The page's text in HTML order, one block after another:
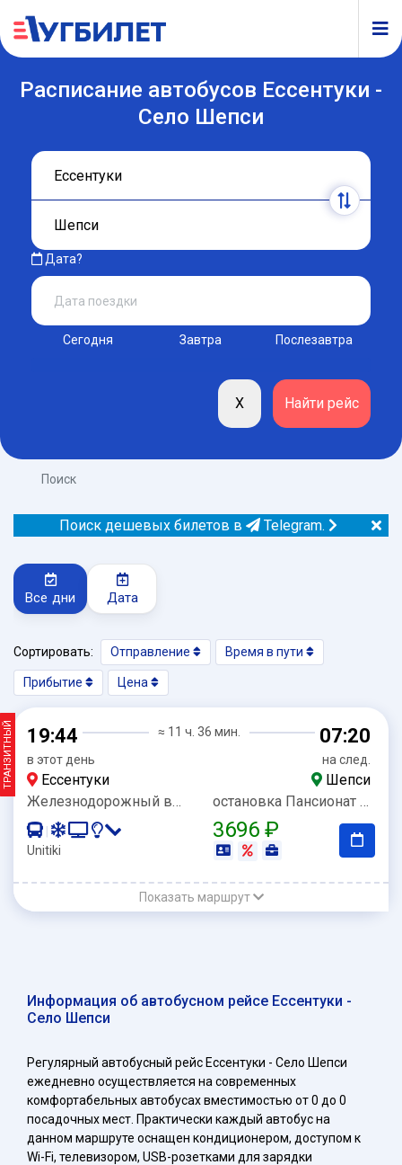
Расписание автобусов Ессентуки -
Село Шепси
Дата?
Сегодня Завтра Послезавтра
Поиск
Поиск дешевых билетов в Telegram.
Все дни Дата
Сортировать: Отправление Время в пути
Прибытие Цена
ТРАНЗИТНЫЙ 19:44
в этот день
≈ 11 ч. 36 мин. 07:20
на след.
Ессентуки
Шепси
Железнодорожный вокзал
остановка Пансионат Юбилейный
Unitiki
3696 ₽
Показать маршрут
Информация об автобусном рейсе Ессентуки -
Село Шепси
Регулярный автобусный рейс Ессентуки - Село Шепси
ежедневно осуществляется на современных
комфортабельных автобусах вместимостью от 0 до 0
посадочных мест. Практически каждый автобус на
данном маршруте оснащен кондиционером, доступом к
Wi-Fi, телевизором, USB-розетками для зарядки